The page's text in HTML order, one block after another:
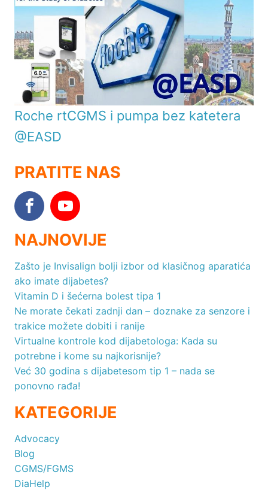
Roche rtCGMS i pumpa bez katetera
@EASD
PRATITE NAS
NAJNOVIJE
Zašto je Invisalign bolji izbor od klasičnog aparatića
ako imate dijabetes?
Vitamin D i šećerna bolest tipa 1
Ne morate čekati zadnji dan – doznake za senzore i
trakice možete dobiti i ranije
Virtualne kontrole kod dijabetologa: Kada su
potrebne i kome su najkorisnije?
Već 30 godina s dijabetesom tip 1 – nada se
ponovno rađa!
KATEGORIJE
Advocacy
Blog
CGMS/FGMS
DiaHelp